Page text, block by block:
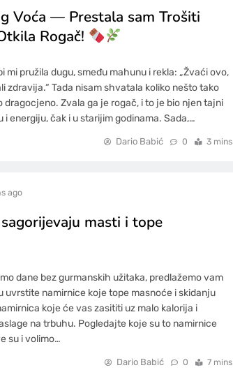
Voća — Prestala sam Trošiti
Rogač!
mi pružila dugu, smeđu mahunu i rekla: „Žvaći ovo,
zdravija.“ Tada nisam shvatala koliko nešto tako
Zvala ga je rogač, i to je bio njen tajni
i energiju, čak i u starijim godinama. Sada,…
Dario Babić 0 3 mins
ago
masti i tope
dane bez gurmanskih užitaka, predlažemo vam
uvrstite namirnice koje tope masnoće i skidanju
koje će vas zasititi uz malo kalorija i
na trbuhu. Pogledajte koje su to namirnice
su i volimo…
Dario Babić 0 7 mins